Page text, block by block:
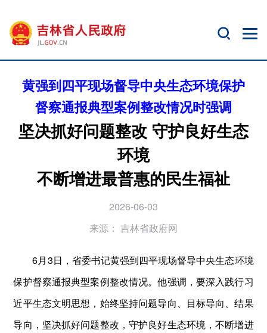
黄强到四平现场督导中央生态环境保护
督察通报典型案例整改情况时强调
坚决抓好问题整改 守护良好生态
环境
不断增进最普惠的民生福祉
2026-06-03
来源： 吉林省政府网
6月3日，省委书记黄强到四平现场督导中央生态环境
保护督察通报典型案例整改情况。他强调，要深入践行习
近平生态文明思想，始终坚持问题导向、目标导向、结果
导向，坚决抓好问题整改，守护良好生态环境，不断增进